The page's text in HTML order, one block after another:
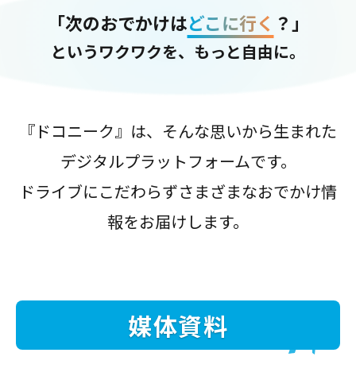
「次のおでかけはどこに行く ？」
というワクワクを、もっと自由に。
『ドコニーク』は、そんな思いから生まれた
デジタルプラットフォームです。
ドライブにこだわらずさまざまなおでかけ情
報をお届けします。
媒体資料